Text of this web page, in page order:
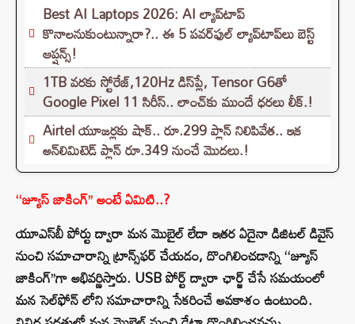
Best AI Laptops 2026: AI ల్యాప్‌టాప్
కొనాలనుకుంటున్నారా?.. ఈ 5 పవర్‌ఫుల్ ల్యాప్‌టాప్‌లు బెస్ట్
ఆప్షన్స్!
1TB వరకు స్టోరేజ్,120Hz డిస్‌ప్లే, Tensor G6తో
Google Pixel 11 సిరీస్.. లాంచ్⁭కు ముందే ధరలు లీక్.!
Airtel యూజర్లకు షాక్.. రూ.299 ప్లాన్ నిలిపివేత.. ఇక
అన్‌లిమిటెడ్ ప్లాన్ రూ.349 నుంచే మొదలు.!
‘‘జ్యూస్ జాకింగ్’’ అంటే ఏమిటి..?
యూఎస్‌బీ పోర్టు ద్వారా మన మొబైల్ లేదా ఇతర ఏదైనా డిజిటల్ డివైస్
నుంచి సమాచారాన్ని ట్రాన్స్‌ఫర్ చేయడం, దొంగిలించడాన్ని ‘‘జ్యూస్
జాకింగ్’’గా అభివర్ణిస్తారు. USB పోర్ట్ ద్వారా ఛార్జ్ చేసే సమయంలో
మన సెల్‌ఫోన్ లోని సమాచారాన్ని సేకరించే అవకాశం ఉంటుంది.